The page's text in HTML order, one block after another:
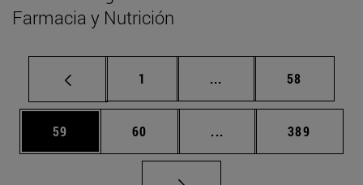
Farmacia y Nutrición
Página
1 ... Páginas intermedias
Página
58
Página
59 Página
60 ... Páginas intermedias
Página
389